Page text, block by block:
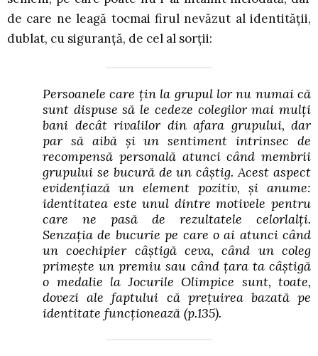
de care ne leagă tocmai firul nevăzut al identităţii,
dublat, cu siguranţă, de cel al sorţii:
Persoanele care ţin la grupul lor nu numai că
sunt dispuse să le cedeze colegilor mai mulţi
bani decât rivalilor din afara grupului, dar
par să aibă şi un sentiment intrinsec de
recompensă personală atunci când membrii
grupului se bucură de un câştig. Acest aspect
evidenţiază un element pozitiv, şi anume:
identitatea este unul dintre motivele pentru
care ne pasă de rezultatele celorlalţi.
Senzaţia de bucurie pe care o ai atunci când
un coechipier câştigă ceva, când un coleg
primeşte un premiu sau când ţara ta câştigă
o medalie la Jocurile Olimpice sunt, toate,
dovezi ale faptului că preţuirea bazată pe
identitate funcţionează (p.135).